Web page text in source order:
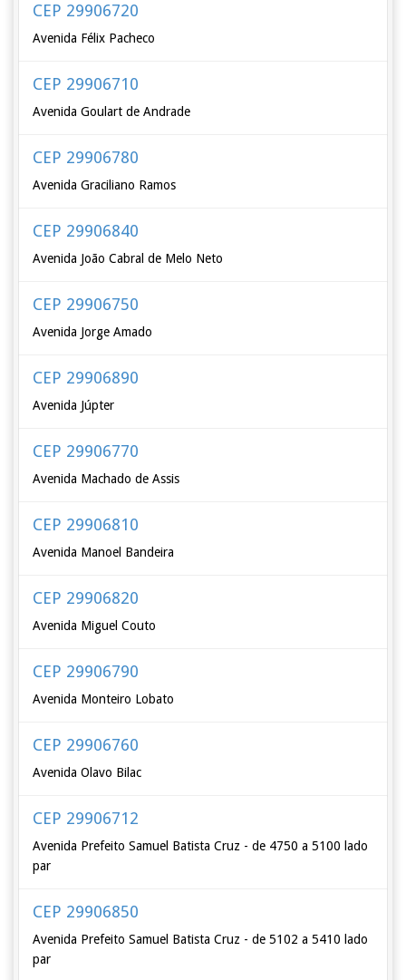
CEP 29906720
Avenida Félix Pacheco
CEP 29906710
Avenida Goulart de Andrade
CEP 29906780
Avenida Graciliano Ramos
CEP 29906840
Avenida João Cabral de Melo Neto
CEP 29906750
Avenida Jorge Amado
CEP 29906890
Avenida Júpter
CEP 29906770
Avenida Machado de Assis
CEP 29906810
Avenida Manoel Bandeira
CEP 29906820
Avenida Miguel Couto
CEP 29906790
Avenida Monteiro Lobato
CEP 29906760
Avenida Olavo Bilac
CEP 29906712
Avenida Prefeito Samuel Batista Cruz - de 4750 a 5100 lado
par
CEP 29906850
Avenida Prefeito Samuel Batista Cruz - de 5102 a 5410 lado
par